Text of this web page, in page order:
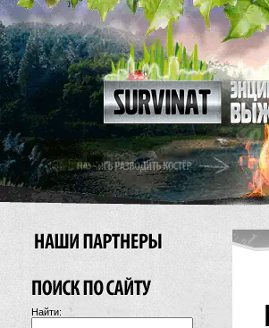
Найти: